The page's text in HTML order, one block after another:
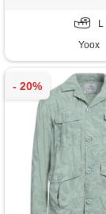
L
Yoox